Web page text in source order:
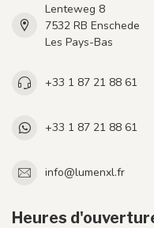
Lenteweg 8
7532 RB Enschede
Les Pays-Bas
+33 1 87 21 88 61
+33 1 87 21 88 61
info@lumenxl.fr
Heures